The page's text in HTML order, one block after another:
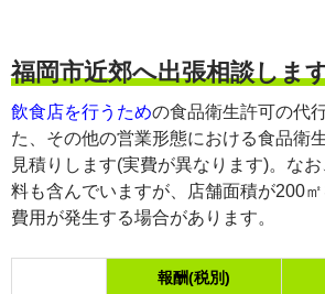
福岡市近郊へ出張相談しま
飲食店を行うための食品衛生許可の代
た、その他の営業形態における食品衛
見積りします(実費が異なります)。な
料も含んでいますが、
店舗面積が200㎡
費用が発生する場合があります。
報酬(税別)